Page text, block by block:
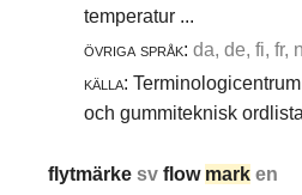
temperatur ...
övriga språk: da, de, fi, fr,
källa:
och gummiteknisk
flytmärkesvflow mark en